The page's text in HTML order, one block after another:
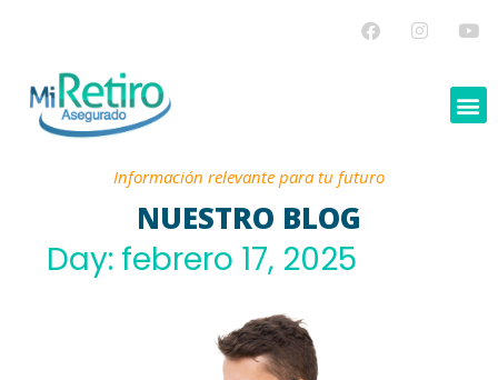
Información relevante para tu futuro
NUESTRO BLOG
Day: febrero 17, 2025